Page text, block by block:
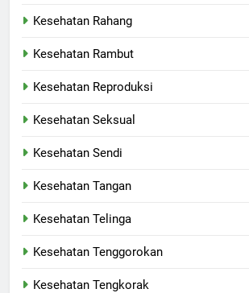
Kesehatan Rahang
Kesehatan Rambut
Kesehatan Reproduksi
Kesehatan Seksual
Kesehatan Sendi
Kesehatan Tangan
Kesehatan Telinga
Kesehatan Tenggorokan
Kesehatan Tengkorak